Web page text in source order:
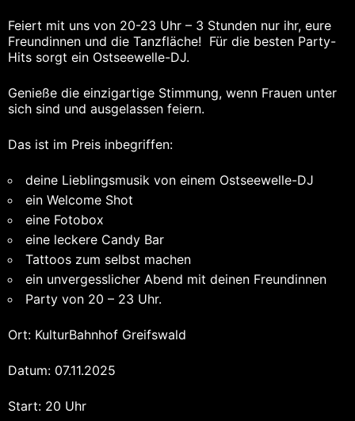
Feiert mit uns von 20-23 Uhr – 3 Stunden nur ihr, eure
Freundinnen und die Tanzfläche! Für die besten Party-
Hits sorgt ein Ostseewelle-DJ.
Genieße die einzigartige Stimmung, wenn Frauen unter
sich sind und ausgelassen feiern.
Das ist im Preis inbegriffen:
deine Lieblingsmusik von einem Ostseewelle-DJ
ein Welcome Shot
eine Fotobox
eine leckere Candy Bar
Tattoos zum selbst machen
ein unvergesslicher Abend mit deinen Freundinnen
Party von 20 – 23 Uhr.
Ort: KulturBahnhof Greifswald
Datum: 07.11.2025
Start: 20 Uhr